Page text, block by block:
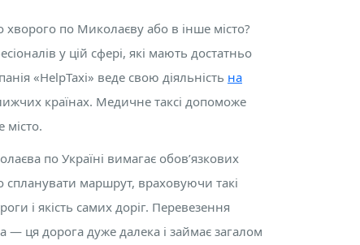
по Миколаєву або в інше місто?
у цій сфері, які мають достатньо
«HelpTaxi» веде свою діяльність на
країнах. Медичне таксі допоможе
по Україні вимагає обов’язкових
спланувати маршрут, враховуючи такі
і якість самих доріг. Перевезення
ця дорога дуже далека і займає загалом